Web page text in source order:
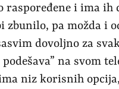
raspoređene i ima ih
zbunilo, pa možda i
dovoljno za
na svom
niz korisnih